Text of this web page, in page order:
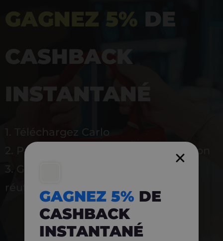
GAGNEZ 5% DE
CASHBACK
INSTANTANÉ
1. Téléchargez Carlo
2. Payez en magasin avec l’application
3. Gagnez instantanément 5 % à
réutiliserGAGNEZ 5% DE
CASHBACK
INSTANTANÉ